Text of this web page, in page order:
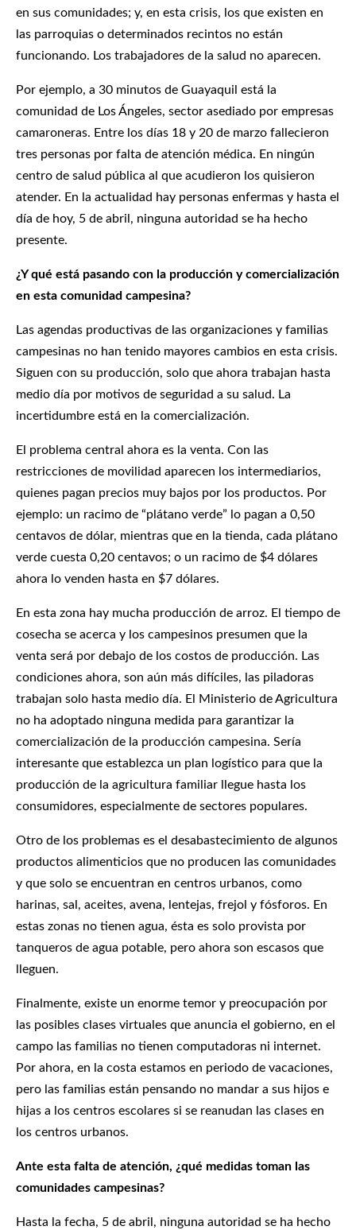
en sus comunidades; y, en esta crisis, los que existen en
las parroquias o determinados recintos no están
funcionando. Los trabajadores de la salud no aparecen.
Por ejemplo, a 30 minutos de Guayaquil está la
comunidad de Los Ángeles, sector asediado por empresas
camaroneras. Entre los días 18 y 20 de marzo fallecieron
tres personas por falta de atención médica. En ningún
centro de salud pública al que acudieron los quisieron
atender. En la actualidad hay personas enfermas y hasta el
día de hoy, 5 de abril, ninguna autoridad se ha hecho
presente.
¿Y qué está pasando con la producción y comercialización
en esta comunidad campesina?
Las agendas productivas de las organizaciones y familias
campesinas no han tenido mayores cambios en esta crisis.
Siguen con su producción, solo que ahora trabajan hasta
medio día por motivos de seguridad a su salud. La
incertidumbre está en la comercialización.
El problema central ahora es la venta. Con las
restricciones de movilidad aparecen los intermediarios,
quienes pagan precios muy bajos por los productos. Por
ejemplo: un racimo de “plátano verde” lo pagan a 0,50
centavos de dólar, mientras que en la tienda, cada plátano
verde cuesta 0,20 centavos; o un racimo de $4 dólares
ahora lo venden hasta en $7 dólares.
En esta zona hay mucha producción de arroz. El tiempo de
cosecha se acerca y los campesinos presumen que la
venta será por debajo de los costos de producción. Las
condiciones ahora, son aún más difíciles, las piladoras
trabajan solo hasta medio día. El Ministerio de Agricultura
no ha adoptado ninguna medida para garantizar la
comercialización de la producción campesina. Sería
interesante que establezca un plan logístico para que la
producción de la agricultura familiar llegue hasta los
consumidores, especialmente de sectores populares.
Otro de los problemas es el desabastecimiento de algunos
productos alimenticios que no producen las comunidades
y que solo se encuentran en centros urbanos, como
harinas, sal, aceites, avena, lentejas, frejol y fósforos. En
estas zonas no tienen agua, ésta es solo provista por
tanqueros de agua potable, pero ahora son escasos que
lleguen.
Finalmente, existe un enorme temor y preocupación por
las posibles clases virtuales que anuncia el gobierno, en el
campo las familias no tienen computadoras ni internet.
Por ahora, en la costa estamos en periodo de vacaciones,
pero las familias están pensando no mandar a sus hijos e
hijas a los centros escolares si se reanudan las clases en
los centros urbanos.
Ante esta falta de atención, ¿qué medidas toman las
comunidades campesinas?
Hasta la fecha, 5 de abril, ninguna autoridad se ha hecho